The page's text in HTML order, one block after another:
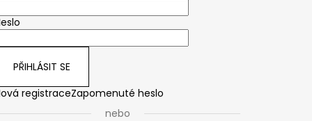
PŘIHLÁSIT SE
registraceZapomenuté heslo
nebo